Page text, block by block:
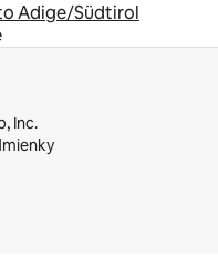
Adige/Südtirol
Inc.